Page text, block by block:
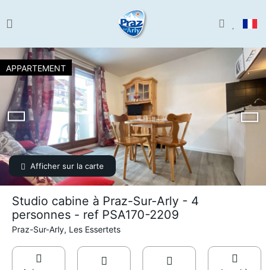
Afficher sur la carte
APPARTEMENT
Studio cabine à Praz-Sur-Arly - 4
personnes - ref PSA170-2209
Praz-Sur-Arly, Les Essertets